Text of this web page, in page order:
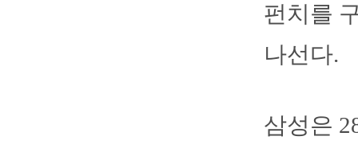
펀치를
나선다.
삼성은